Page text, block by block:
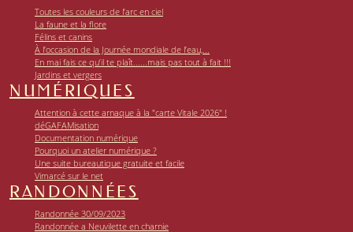
Toutes les couleurs de l’arc en ciel
La faune et la flore
Félins et canins
À l’occasion de la Journée mondiale de l’eau,...
En mai fais ce qu’il te plaît......mais pas tout à fait !!!
Jardins et vergers
NUMÉRIQUES
Attention à cette arnaque à la "carte Vitale 2026" !
déGAFAMisation
Documentation numérique
Pourquoi un atelier numérique ?
Une suite bureautique gratuite et facile
Vimarcé sur le net
RANDONNÉES
Randonnée 30/09/2023
Randonnée a Neuvilette en charnie